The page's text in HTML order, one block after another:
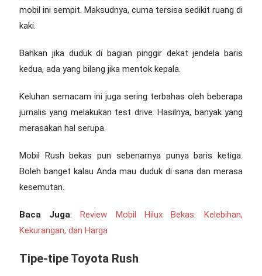
mobil ini sempit. Maksudnya, cuma tersisa sedikit ruang di
kaki.
Bahkan jika duduk di bagian pinggir dekat jendela baris
kedua, ada yang bilang jika mentok kepala.
Keluhan semacam ini juga sering terbahas oleh beberapa
jurnalis yang melakukan test drive. Hasilnya, banyak yang
merasakan hal serupa.
Mobil Rush bekas pun sebenarnya punya baris ketiga.
Boleh banget kalau Anda mau duduk di sana dan merasa
kesemutan.
Baca Juga:Review Mobil Hilux Bekas: Kelebihan,
Kekurangan, dan Harga
Tipe-tipe Toyota Rush